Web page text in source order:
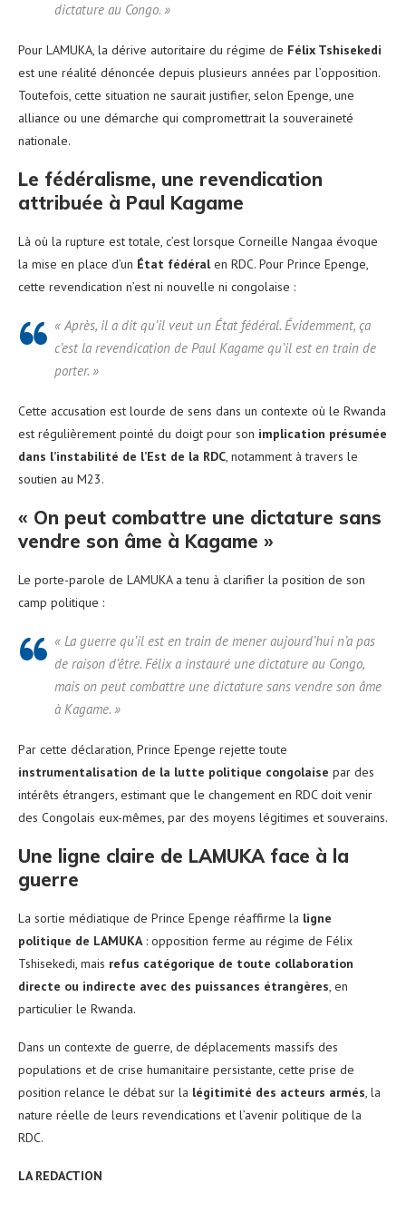
dictature au Congo. »
Pour LAMUKA, la dérive autoritaire du régime de Félix Tshisekedi
est une réalité dénoncée depuis plusieurs années par l’opposition.
Toutefois, cette situation ne saurait justifier, selon Epenge, une
alliance ou une démarche qui compromettrait la souveraineté
nationale.
Le fédéralisme, une revendication
attribuée à Paul Kagame
Là où la rupture est totale, c’est lorsque Corneille Nangaa évoque
la mise en place d’un État fédéralen RDC. Pour Prince Epenge,
cette revendication n’est ni nouvelle ni congolaise :
« Après, il a dit qu’il veut un État fédéral. Évidemment, ça
c’est la revendication de Paul Kagame qu’il est en train de
porter. »
Cette accusation est lourde de sens dans un contexte où le Rwanda
est régulièrement pointé du doigt pour son implication présumée
dans l’instabilité de l’Est de la RDC, notamment à travers le
soutien au M23.
« On peut combattre une dictature sans
vendre son âme à Kagame »
Le porte-parole de LAMUKA a tenu à clarifier la position de son
camp politique :
« La guerre qu’il est en train de mener aujourd’hui n’a pas
de raison d’être. Félix a instauré une dictature au Congo,
mais on peut combattre une dictature sans vendre son âme
à Kagame. »
Par cette déclaration, Prince Epenge rejette toute
instrumentalisation de la lutte politique congolaise par des
intérêts étrangers, estimant que le changement en RDC doit venir
des Congolais eux-mêmes, par des moyens légitimes et souverains.
Une ligne claire de LAMUKA face à la
guerre
La sortie médiatique de Prince Epenge réaffirme la ligne
politique de LAMUKA: opposition ferme au régime de Félix
Tshisekedi, mais refus catégorique de toute collaboration
directe ou indirecte avec des puissances étrangères, en
particulier le Rwanda.
Dans un contexte de guerre, de déplacements massifs des
populations et de crise humanitaire persistante, cette prise de
position relance le débat sur la légitimité des acteurs armés, la
nature réelle de leurs revendications et l’avenir politique de la
RDC.
LA REDACTION